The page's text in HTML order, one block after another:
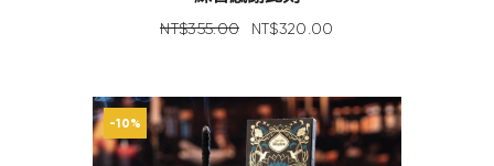
NT$355.00 NT$320 00
-10%